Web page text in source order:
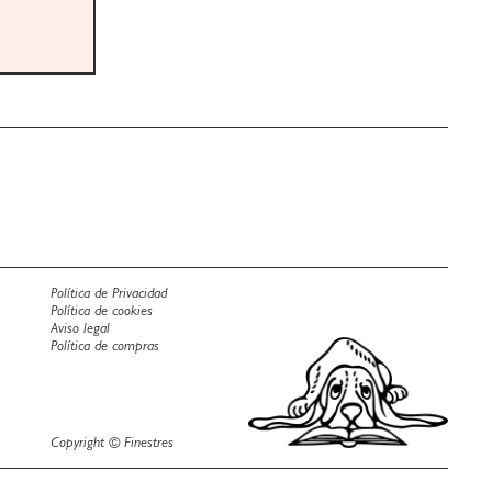
Política de Privacidad
Política de cookies
Aviso legal
Política de compras
Copyright © Finestres